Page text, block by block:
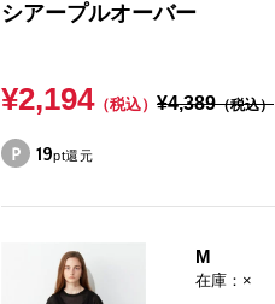
シアープルオーバー
¥2,194（税込） ¥4,389（税込）
19pt還元
M
在庫：×